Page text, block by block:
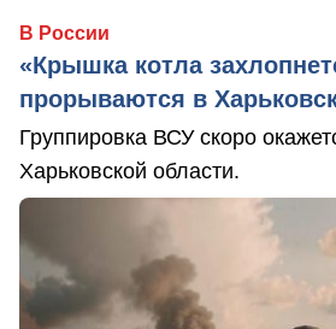
В России
«Крышка котла
прорываются в
Группировка ВСУ скоро
Харьковской области.